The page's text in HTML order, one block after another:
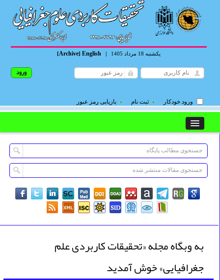
یکشنبه 18 مرداد 1405 |
English
[Archive ]
ورود خودکار ثبت نام بازیابی رمز عبور
به وبگاه مجله «تحقیقات کاربردی علم
جغرافیایی» خوش آمدید